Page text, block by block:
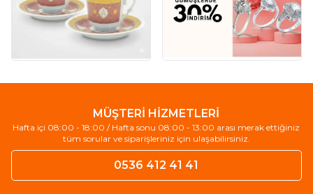
MÜŞTERİ HİZMETLERİ
Hafta içi 08:00 - 18:00 / Hafta sonu 08:00 - 13:00 arası merak ettiğiniz
tüm sorular ve siparişleriniz için ulaşabilirsiniz.
0536 412 41 41